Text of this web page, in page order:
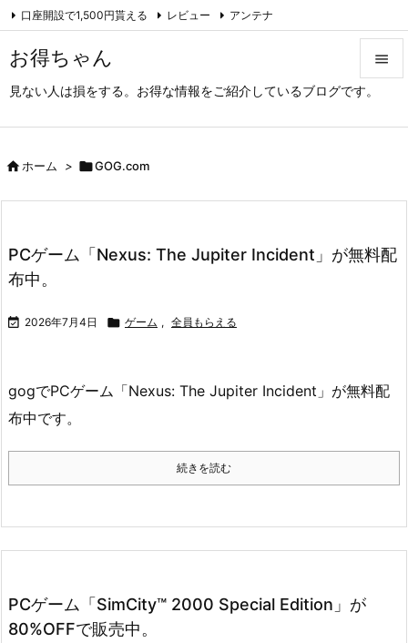
お得ちゃん
見ない人は損をする。お得な情報をご紹介しているブログです。

次へ
口座開設で1,500円貰える レビュー アンテナ
アーカイブ（旧サイト）
ホーム > GOG.com
PCゲーム「Nexus: The Jupiter Incident」が無料配
布中。
 2026年7月4日  ゲーム , 全員もらえる
gogでPCゲーム「Nexus: The Jupiter Incident」が無料配
布中です。
続きを読む
PCゲーム「SimCity™ 2000 Special Edition」が
80%OFFで販売中。